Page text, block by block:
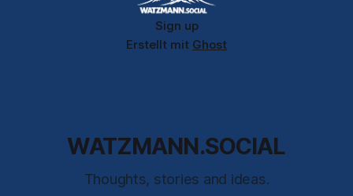
Sign up
Erstellt mit Ghost
WATZMANN.SOCIAL
Thoughts, stories and ideas.